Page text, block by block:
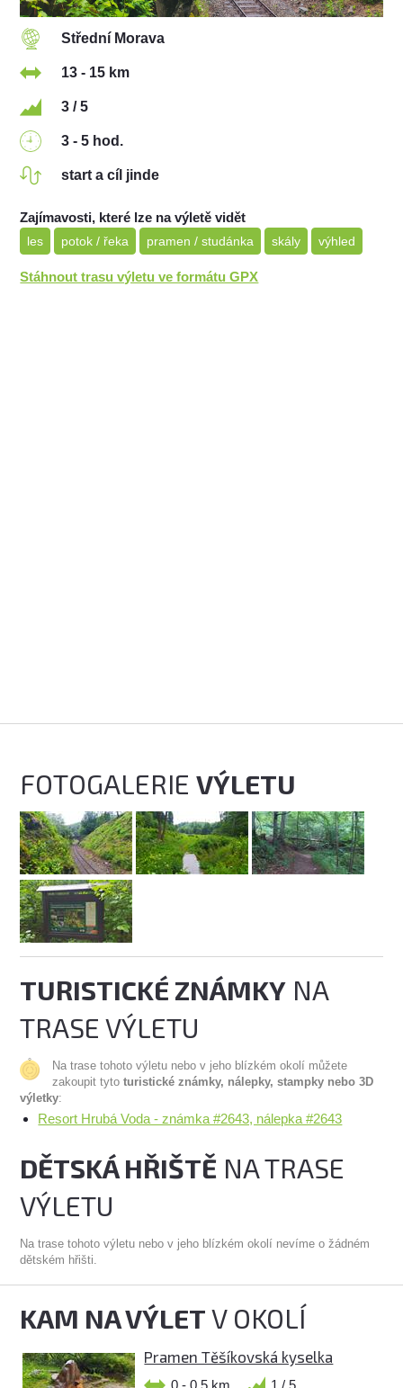
Střední Morava
13 - 15 km
3 / 5
3 - 5 hod.
start a cíl jinde
Zajímavosti, které lze na výletě vidět
les potok / řeka pramen / studánka skály výhled
Stáhnout trasu výletu ve formátu GPX
FOTOGALERIEVÝLETU
TURISTICKÉ ZNÁMKY NA
TRASE VÝLETU
Na trase tohoto výletu nebo v jeho blízkém okolí můžete
zakoupit tytoturistické známky, nálepky, stampky nebo 3D
výletky:
Resort Hrubá Voda - známka #2643, nálepka #2643
DĚTSKÁ HŘIŠTĚ NA TRASE
VÝLETU
Na trase tohoto výletu nebo v jeho blízkém okolí nevíme o žádném
dětském hřišti.
KAM NA VÝLETV OKOLÍ
Pramen Těšíkovská kyselka